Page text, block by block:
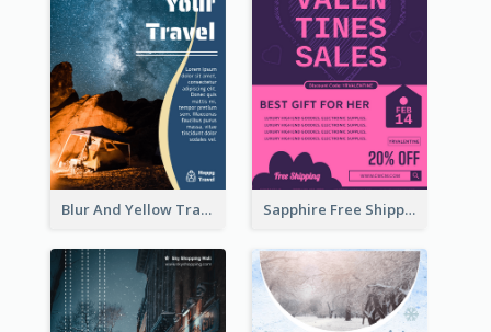
Blur And Yellow Travelling Flyer Decorated With Photo Sapphire Free Shipping Flyer Design Ideas